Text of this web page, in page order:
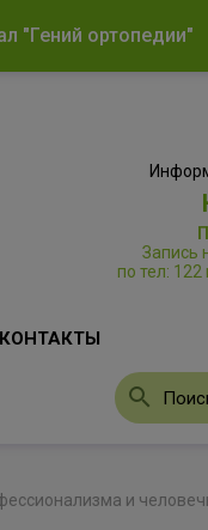
"Гений ортопедии"
Запись
по тел:
КОНТАКТЫ
и